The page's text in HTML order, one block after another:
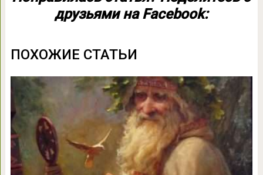
друзьями на Facebook:
ПОХОЖИЕ СТАТЬИ